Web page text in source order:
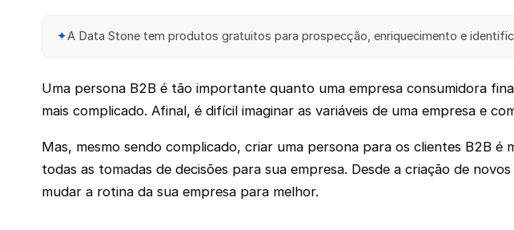
✦A Data Stone tem produtos gratuitos para prospecção, enriquecimento e
Uma persona B2B é tão importante quanto uma empresa consumidora
mais complicado. Afinal, é difícil imaginar as variáveis de uma empresa e
Mas, mesmo sendo complicado, criar uma persona para os clientes B2B
todas as tomadas de decisões para sua empresa. Desde a criação de
mudar a rotina da sua empresa para melhor.